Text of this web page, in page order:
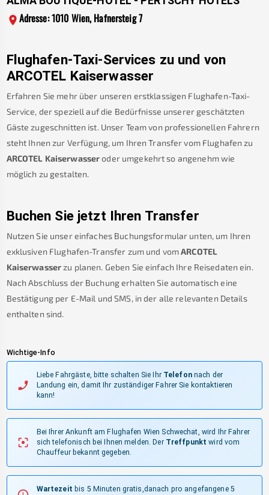
Adresse: 1010 Wien, Hafnersteig 7
Flughafen-Taxi-Services zu und von
ARCOTEL Kaiserwasser
Erfahren Sie mehr über unseren erstklassigen Flughafen-Taxi-
Service, der speziell auf die Bedürfnisse unserer geschätzten
Gäste zugeschnitten ist. Unser Team von professionellen Fahrern
steht Ihnen zur Verfügung, um Ihren Transfer vom Flughafen zu
ARCOTEL Kaiserwasseroder umgekehrt so angenehm wie
möglich zu gestalten.
Buchen Sie jetzt Ihren Transfer
Nutzen Sie unser einfaches Buchungsformular unten, um Ihren
exklusiven Flughafen-Transfer zum und vomARCOTEL
Kaiserwasserzu planen. Geben Sie einfach Ihre Reisedaten ein.
Nach Abschluss der Buchung erhalten Sie automatisch eine
Bestätigung per E-Mail und SMS, in der alle relevanten Details
enthalten sind.
Wichtige-Info
Liebe Fahrgäste, bitte schalten Sie Ihr Telefonnach der
Landung ein, damit Ihr zuständiger Fahrer Sie kontaktieren
kann!
Bei Ihrer Ankunft am Flughafen Wien Schwechat, wird Ihr Fahrer
sich telefonisch bei Ihnen melden. Der Treffpunkt wird vom
Chauffeur bekannt gegeben.
Wartezeit bis 5 Minuten gratis,danach pro angefangene 5